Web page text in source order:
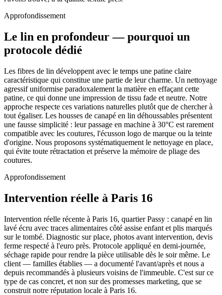
Approfondissement
Le lin en profondeur — pourquoi un
protocole dédié
Les fibres de lin développent avec le temps une patine claire
caractéristique qui constitue une partie de leur charme. Un nettoyage
agressif uniformise paradoxalement la matière en effaçant cette
patine, ce qui donne une impression de tissu fade et neutre. Notre
approche respecte ces variations naturelles plutôt que de chercher à
tout égaliser. Les housses de canapé en lin déhoussables présentent
une fausse simplicité : leur passage en machine à 30°C est rarement
compatible avec les coutures, l'écusson logo de marque ou la teinte
d'origine. Nous proposons systématiquement le nettoyage en place,
qui évite toute rétractation et préserve la mémoire de pliage des
coutures.
Approfondissement
Intervention réelle à Paris 16
Intervention réelle récente à Paris 16, quartier Passy : canapé en lin
lavé écru avec traces alimentaires côté assise enfant et plis marqués
sur le tombé. Diagnostic sur place, photos avant intervention, devis
ferme respecté à l'euro près. Protocole appliqué en demi-journée,
séchage rapide pour rendre la pièce utilisable dès le soir même. Le
client — familles établies — a documenté l'avant/après et nous a
depuis recommandés à plusieurs voisins de l'immeuble. C'est sur ce
type de cas concret, et non sur des promesses marketing, que se
construit notre réputation locale à Paris 16.